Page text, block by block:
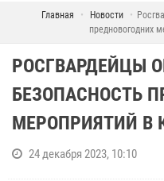
Главная Новости
предновогодних
РОСГВАРДЕЙЦЫ
БЕЗОПАСНОСТЬ
МЕРОПРИЯТИЙ В
24 декабря 2023, 10:10